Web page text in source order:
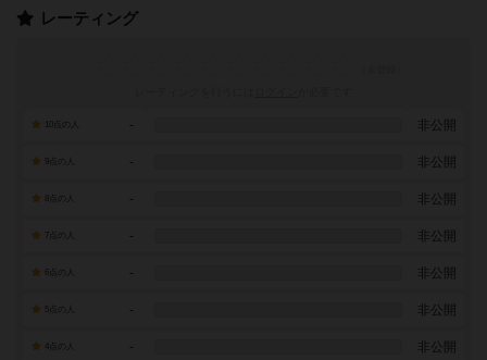
レーティング
- 非公開
- 非公開
- 非公開
7点の人 - 非公開
- 非公開
- 非公開
- 非公開